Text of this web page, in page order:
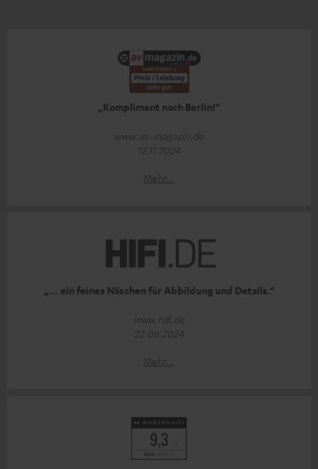
„Kompliment nach Berlin!“
www.av-magazin.de
12.11.2024
Mehr...
„… ein feines Näschen für Abbildung und Details.“
www.hifi.de
22.06.2024
Mehr...